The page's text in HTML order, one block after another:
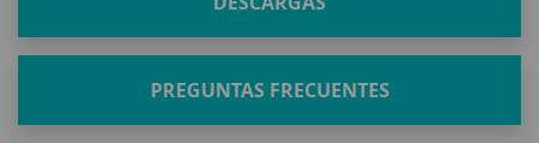
PREGUNTAS FRECUENTES